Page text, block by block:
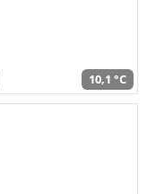
10,1 °C